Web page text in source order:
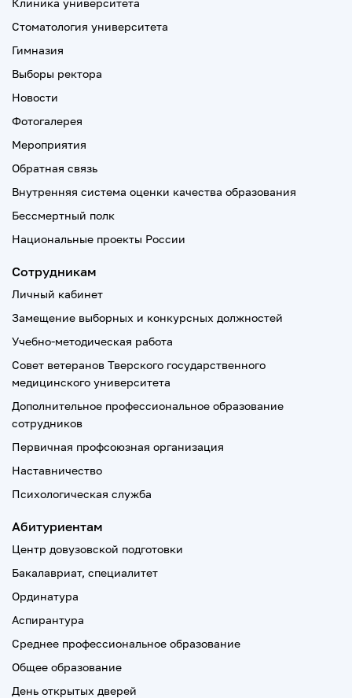
Клиника университета
Стоматология университета
Гимназия
Выборы ректора
Новости
Фотогалерея
Мероприятия
Обратная связь
Внутренняя система оценки качества образования
Бессмертный полк
Национальные проекты России
Сотрудникам
Личный кабинет
Замещение выборных и конкурсных должностей
Учебно-методическая работа
Совет ветеранов Тверского государственного
медицинского университета
Дополнительное профессиональное образование
сотрудников
Первичная профсоюзная организация
Наставничество
Психологическая служба
Абитуриентам
Центр довузовской подготовки
Бакалавриат, специалитет
Ординатура
Аспирантура
Среднее профессиональное образование
Общее образование
День открытых дверей